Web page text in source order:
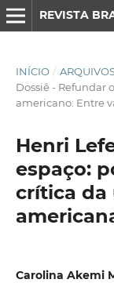
INÍCIO /
Dossiê - Refundar
americano: Entre
Henri
espaço:
crítica da
Carolina Akemi